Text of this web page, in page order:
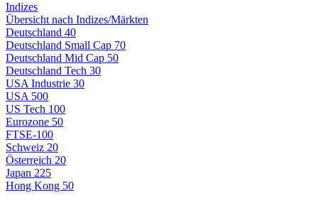
Indizes
Übersicht nach Indizes/Märkten
Deutschland 40
Deutschland Small Cap 70
Deutschland Mid Cap 50
Deutschland Tech 30
USA Industrie 30
USA 500
US Tech 100
Eurozone 50
FTSE-100
Schweiz 20
Österreich 20
Japan 225
Hong Kong 50